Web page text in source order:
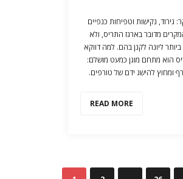
נקישות וטפיחות כנפיים
מדובר בארגז התריס, ולא
ליונה לקנן בהם. למה דווקא
הוא מתחם מוגן כמעט מושלם:
ומחוץ להישג ידם של טורפים.
READ MORE